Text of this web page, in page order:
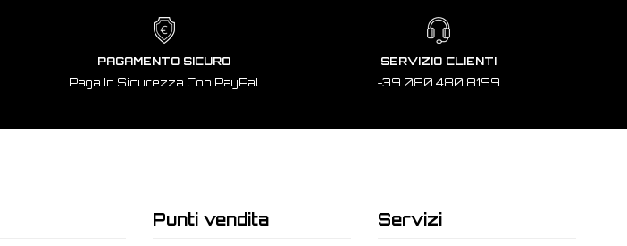
PAGAMENTO SICURO
Paga In Sicurezza Con PayPal
SERVIZIO CLIENTI
+39 080 480 8199
Punti vendita Servizi